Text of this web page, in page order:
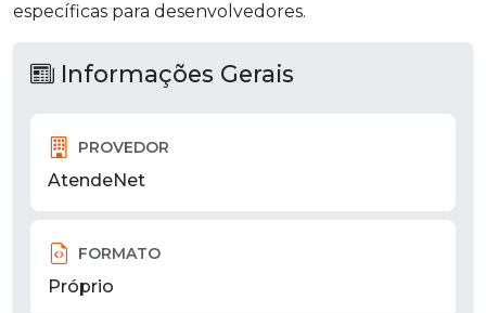
específicas para desenvolvedores.
Informações Gerais
PROVEDOR
AtendeNet
FORMATO
Próprio